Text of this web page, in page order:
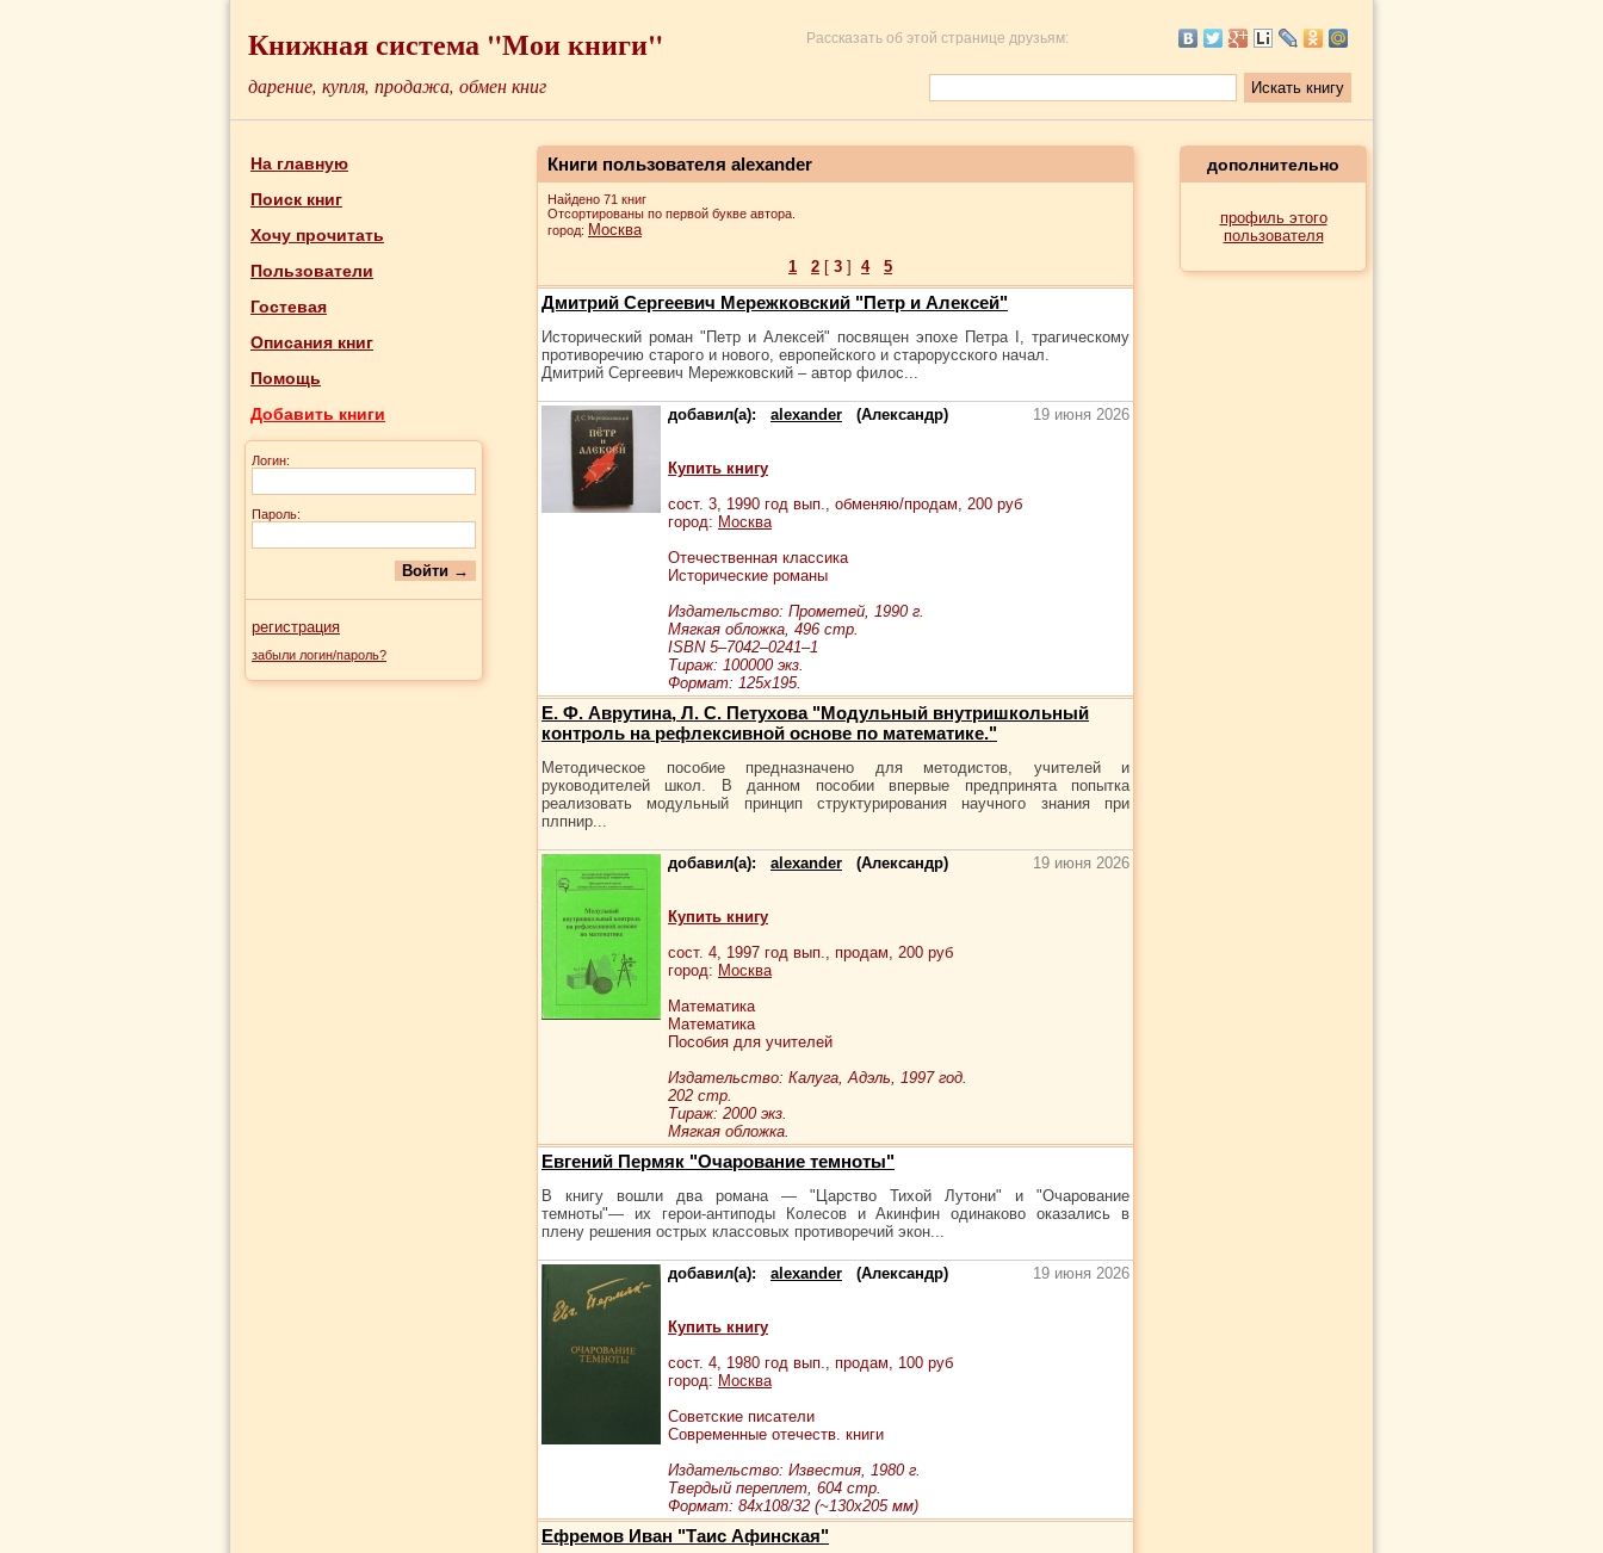
Книжная система "Мои книги" Рассказать об этой странице друзьям:
дарение, купля, продажа, обмен книг
На главную
Поиск книг
Хочу прочитать
Пользователи
Гостевая
Описания книг
Помощь
Добавить книги
Логин:
Пароль:
регистрация
забыли логин/пароль?
Книги пользователя alexander
Найдено 71 книг
Отсортированы по первой букве автора.
город: Москва
1 2 [ 3 ] 4 5
Дмитрий Сергеевич Мережковский "Петр и Алексей"
Исторический роман "Петр и Алексей" посвящен эпохе Петра I, трагическому
противоречию старого и нового, европейского и старорусского начал.
Дмитрий Сергеевич Мережковский – автор филос...
добавил(а): alexander (Александр) 19 июня 2026
Купить книгу
сост. 3, 1990 год вып., обменяю/продам, 200 руб
город: Москва
Отечественная классика
Исторические романы
Издательство: Прометей, 1990 г.
Мягкая обложка, 496 стр.
ISBN 5–7042–0241–1
Тираж: 100000 экз.
Формат: 125x195.
Е. Ф. Аврутина, Л. С. Петухова "Модульный внутришкольный
контроль на рефлексивной основе по математике."
Методическое пособие предназначено для методистов, учителей и
руководителей школ. В данном пособии впервые предпринята попытка
реализовать модульный принцип структурирования научного знания при
плпнир...
добавил(а): alexander (Александр) 19 июня 2026
Купить книгу
сост. 4, 1997 год вып., продам, 200 руб
город: Москва
Математика
Математика
Пособия для учителей
Издательство: Калуга, Адэль, 1997 год.
202 стр.
Тираж: 2000 экз.
Мягкая обложка.
Евгений Пермяк "Очарование темноты"
В книгу вошли два романа — "Царство Тихой Лутони" и "Очарование
темноты"— их герои-антиподы Колесов и Акинфин одинаково оказались в
плену решения острых классовых противоречий экон...
добавил(а): alexander (Александр) 19 июня 2026
Купить книгу
сост. 4, 1980 год вып., продам, 100 руб
город: Москва
Советские писатели
Современные отечеств. книги
Издательство: Известия, 1980 г.
Твердый переплет, 604 стр.
Формат: 84x108/32 (~130х205 мм)
Ефремов Иван "Таис Афинская"
дополнительно
профиль этого
пользователя